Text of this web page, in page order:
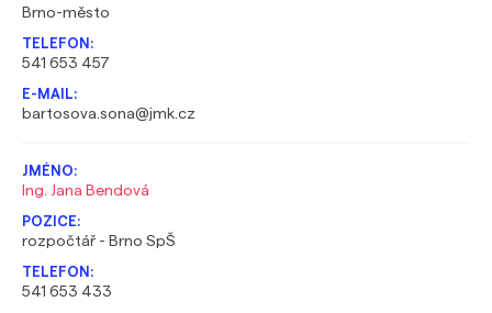
Brno-město
541 653 457
bartosova.sona@jmk.cz
Ing. Jana Bendová
rozpočtář - Brno SpŠ
541 653 433